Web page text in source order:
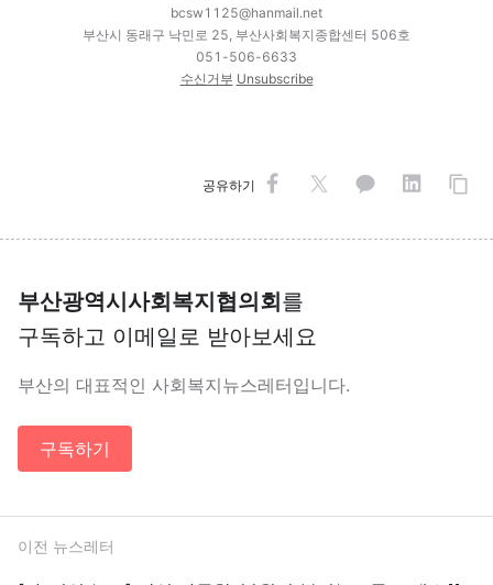
bcsw1125@hanmail.net
부산시 동래구 낙민로 25, 부산사회복지종합센터 506호
051-506-6633
수신거부 Unsubscribe
공유하기
부산광역시사회복지협의회를
구독하고 이메일로 받아보세요
부산의 대표적인 사회복지뉴스레터입니다.
구독하기
이전 뉴스레터